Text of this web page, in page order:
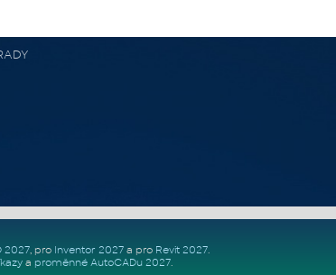
2027, pro Inventor 2027a pro Revit 2027.
a proměnné AutoCADu 2027.